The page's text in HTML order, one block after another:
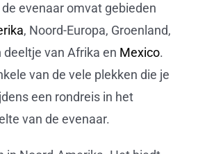
evenaar omvat gebieden
, Noord-Europa, Groenland,
deeltje van Afrika en Mexico.
van de vele plekken die je
een rondreis in het
van de evenaar.